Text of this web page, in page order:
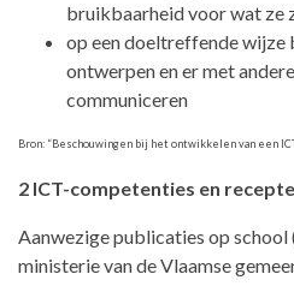
bruikbaarheid voor wat ze
op een doeltreffende wijze
ontwerpen en er met
communiceren
Bron: “Beschouwingen bij het ontwikkelen van een
2 ICT-competenties en
Aanwezige publicaties op
ministerie van de Vlaamse